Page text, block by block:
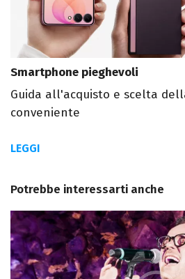
Smartphone pieghevoli
Guida all'acquisto e scelta
conveniente
LEGGI
Potrebbe interessarti anche